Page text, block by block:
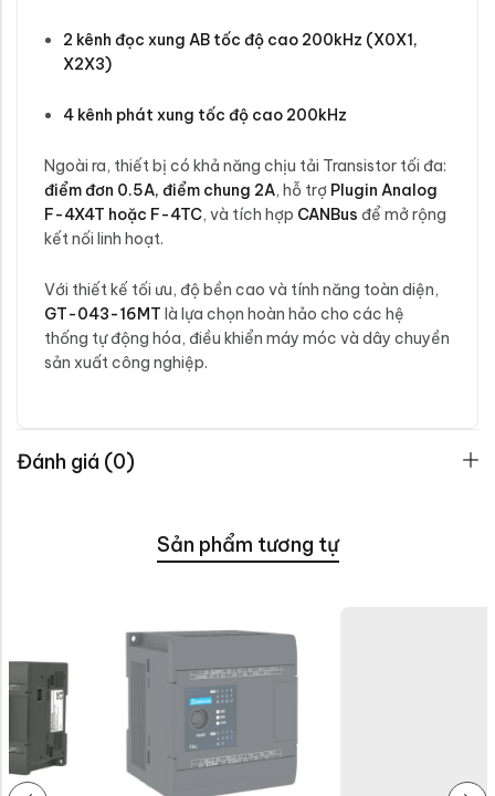
2 kênh đọc xung AB tốc độ cao 200kHz (X0X1,
X2X3)
4 kênh phát xung tốc độ cao 200kHz
Ngoài ra, thiết bị có khả năng chịu tải Transistor tối đa:
điểm đơn 0.5A, điểm chung 2A, hỗ trợ Plugin Analog
F-4X4T hoặc F-4TC, và tích hợp CANBus để mở rộng
kết nối linh hoạt.
Với thiết kế tối ưu, độ bền cao và tính năng toàn diện,
GT-043-16MT là lựa chọn hoàn hảo cho các hệ
thống tự động hóa, điều khiển máy móc và dây chuyền
sản xuất công nghiệp.
Đánh giá (0)
Sản phẩm tương tự